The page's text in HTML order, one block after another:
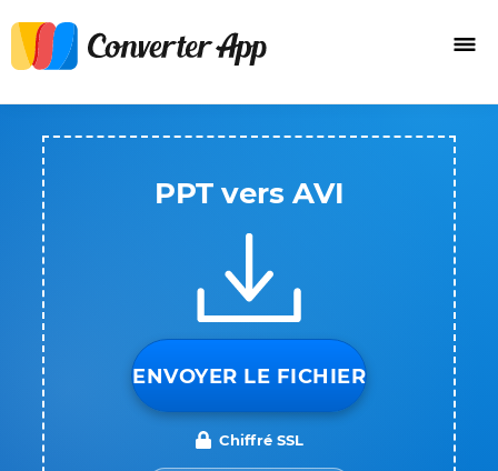
PPT vers AVI
ENVOYER LE FICHIER
Chiffré SSL